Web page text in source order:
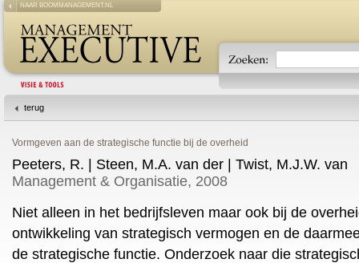
NAAR BOOMMANAGEMENT.NL
terug
Vormgeven aan de strategische functie bij de overheid
Peeters, R. | Steen, M.A. van der | Twist, M.J.W. van
Management & Organisatie, 2008
Niet alleen in het bedrijfsleven maar ook bij de
ontwikkeling van strategisch vermogen en de
de strategische functie. Onderzoek naar die